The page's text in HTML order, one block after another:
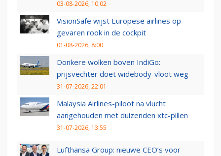
03-08-2026, 10:02
VisionSafe wijst Europese airlines op
gevaren rook in de cockpit
01-08-2026, 8:00
Donkere wolken boven IndiGo:
prijsvechter doet widebody-vloot weg
31-07-2026, 22:01
Malaysia Airlines-piloot na vlucht
aangehouden met duizenden xtc-pillen
31-07-2026, 13:55
Lufthansa Group: nieuwe CEO’s voor